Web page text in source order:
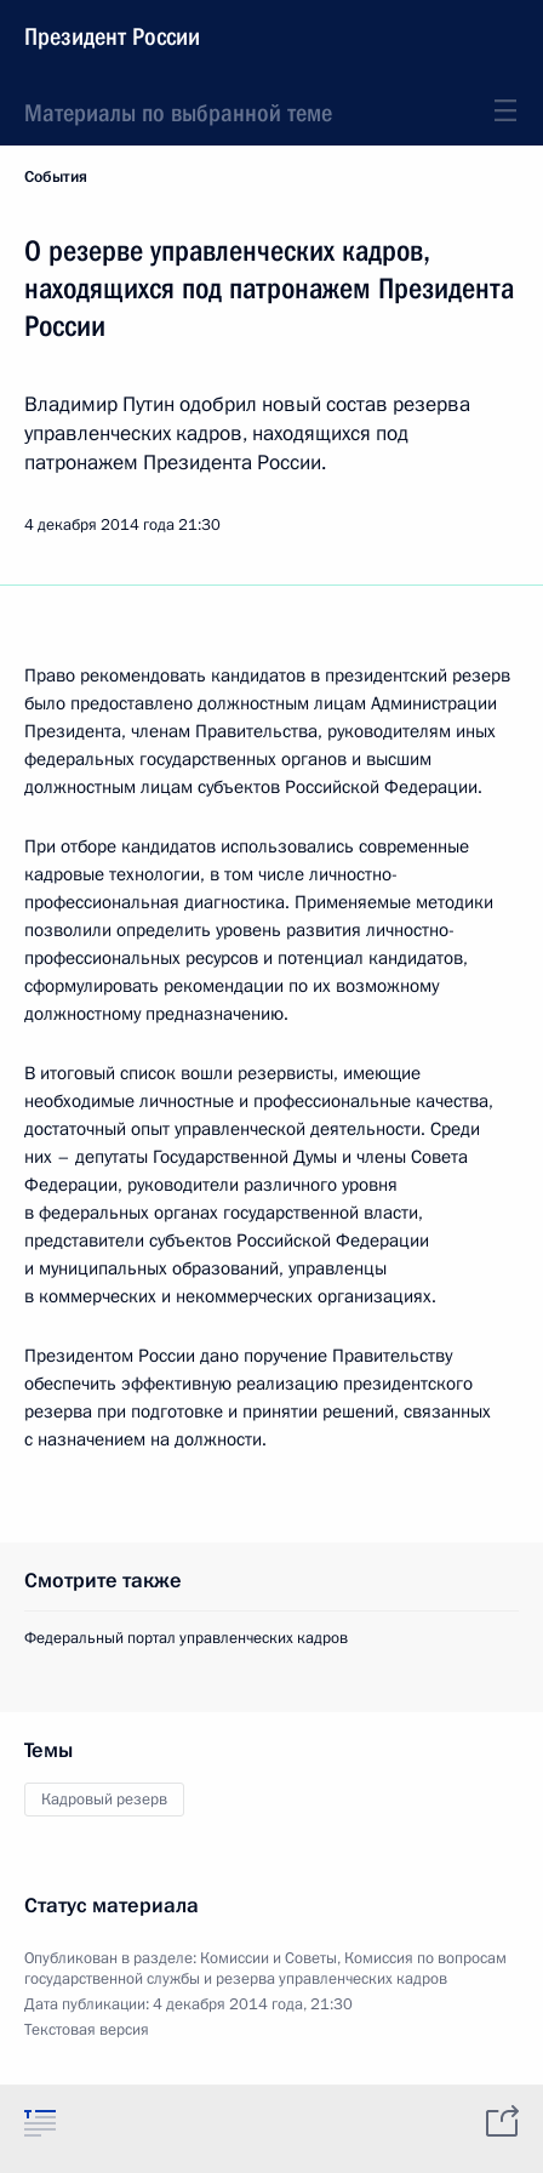
Президент России
Материалы по выбранной теме
События
О резерве управленческих кадров,
находящихся под патронажем Президента
России
Владимир Путин одобрил новый состав резерва
управленческих кадров, находящихся под
патронажем Президента России.
4 декабря 2014 года21:30
Право рекомендовать кандидатов в президентский резерв
было предоставлено должностным лицам Администрации
Президента, членам Правительства, руководителям иных
федеральных государственных органов и высшим
должностным лицам субъектов Российской Федерации.
При отборе кандидатов использовались современные
кадровые технологии, в том числе личностно-
профессиональная диагностика. Применяемые методики
позволили определить уровень развития личностно-
профессиональных ресурсов и потенциал кандидатов,
сформулировать рекомендации по их возможному
должностному предназначению.
В итоговый список вошли резервисты, имеющие
необходимые личностные и профессиональные качества,
достаточный опыт управленческой деятельности. Среди
них – депутаты Государственной Думы и члены Совета
Федерации, руководители различного уровня
в федеральных органах государственной власти,
представители субъектов Российской Федерации
и муниципальных образований, управленцы
в коммерческих и некоммерческих организациях.
Президентом России дано поручение Правительству
обеспечить эффективную реализацию президентского
резерва при подготовке и принятии решений, связанных
с назначением на должности.
Смотрите также
Федеральный портал управленческих кадров
Темы
Кадровый резерв
Статус материала
Опубликован в разделе: Комиссии и Советы, Комиссия по вопросам
государственной службы и резерва управленческих кадров
Дата публикации:4 декабря 2014 года, 21:30
Текстовая версия